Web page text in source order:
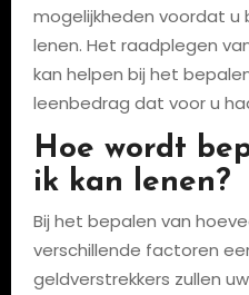
mogelijkheden voordat u
lenen. Het raadplegen
kan helpen bij het
leenbedrag dat voor u
Hoe wordt
ik kan lenen?
Bij het bepalen van
verschillende factoren
geldverstrekkers zullen